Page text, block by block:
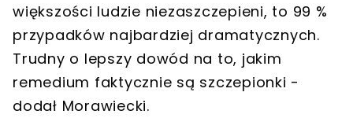
większości ludzie niezaszczepieni, to 99 %
przypadków najbardziej dramatycznych.
Trudny o lepszy dowód na to, jakim
remedium faktycznie są szczepionki -
dodał Morawiecki.